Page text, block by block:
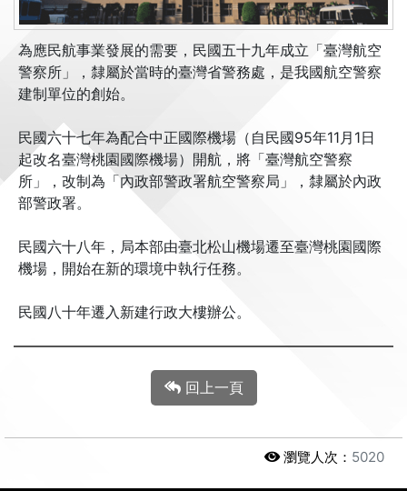
為應民航事業發展的需要，民國五十九年成立「臺灣航空
警察所」，隸屬於當時的臺灣省警務處，是我國航空警察
建制單位的創始。
民國六十七年為配合中正國際機場（自民國95年11月1日
起改名臺灣桃園國際機場）開航，將「臺灣航空警察
所」，改制為「內政部警政署航空警察局」，隸屬於內政
部警政署。
民國六十八年，局本部由臺北松山機場遷至臺灣桃園國際
機場，開始在新的環境中執行任務。
民國八十年遷入新建行政大樓辦公。
回上一頁
瀏覽人次： 5020